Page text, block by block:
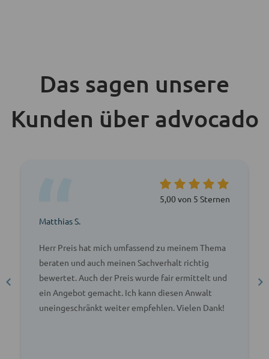
Das sagen unsere
Kunden über advocado
5,00 von 5 Sternen
Matthias S.
Herr Preis hat mich umfassend zu meinem Thema
beraten und auch meinen Sachverhalt richtig
bewertet. Auch der Preis wurde fair ermittelt und
ein Angebot gemacht. Ich kann diesen Anwalt
uneingeschränkt weiter empfehlen. Vielen Dank!